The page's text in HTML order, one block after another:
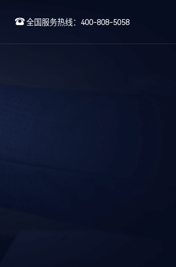
全国服务热线：400-808-5058